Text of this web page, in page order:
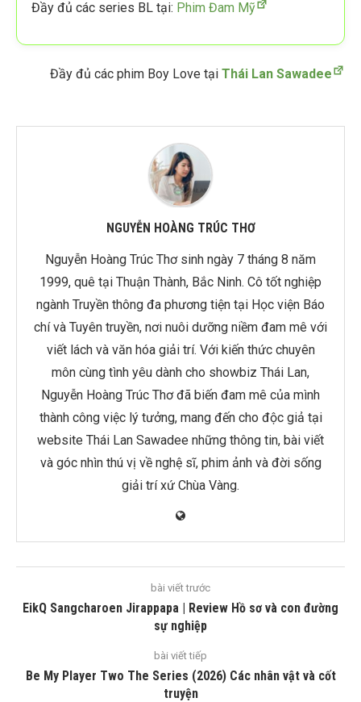
Đầy đủ các series BL tại: Phim Đam Mỹ
Đầy đủ các phim Boy Love tại Thái Lan Sawadee
NGUYỄN HOÀNG TRÚC THƠ
Nguyễn Hoàng Trúc Thơ sinh ngày 7 tháng 8 năm
1999, quê tại Thuận Thành, Bắc Ninh. Cô tốt nghiệp
ngành Truyền thông đa phương tiện tại Học viện Báo
chí và Tuyên truyền, nơi nuôi dưỡng niềm đam mê với
viết lách và văn hóa giải trí. Với kiến thức chuyên
môn cùng tình yêu dành cho showbiz Thái Lan,
Nguyễn Hoàng Trúc Thơ đã biến đam mê của mình
thành công việc lý tưởng, mang đến cho độc giả tại
website Thái Lan Sawadee những thông tin, bài viết
và góc nhìn thú vị về nghệ sĩ, phim ảnh và đời sống
giải trí xứ Chùa Vàng.
bài viết trước
EikQ Sangcharoen Jirappapa | Review Hồ sơ và con đường
sự nghiệp
bài viết tiếp
Be My Player Two The Series (2026) Các nhân vật và cốt
truyện